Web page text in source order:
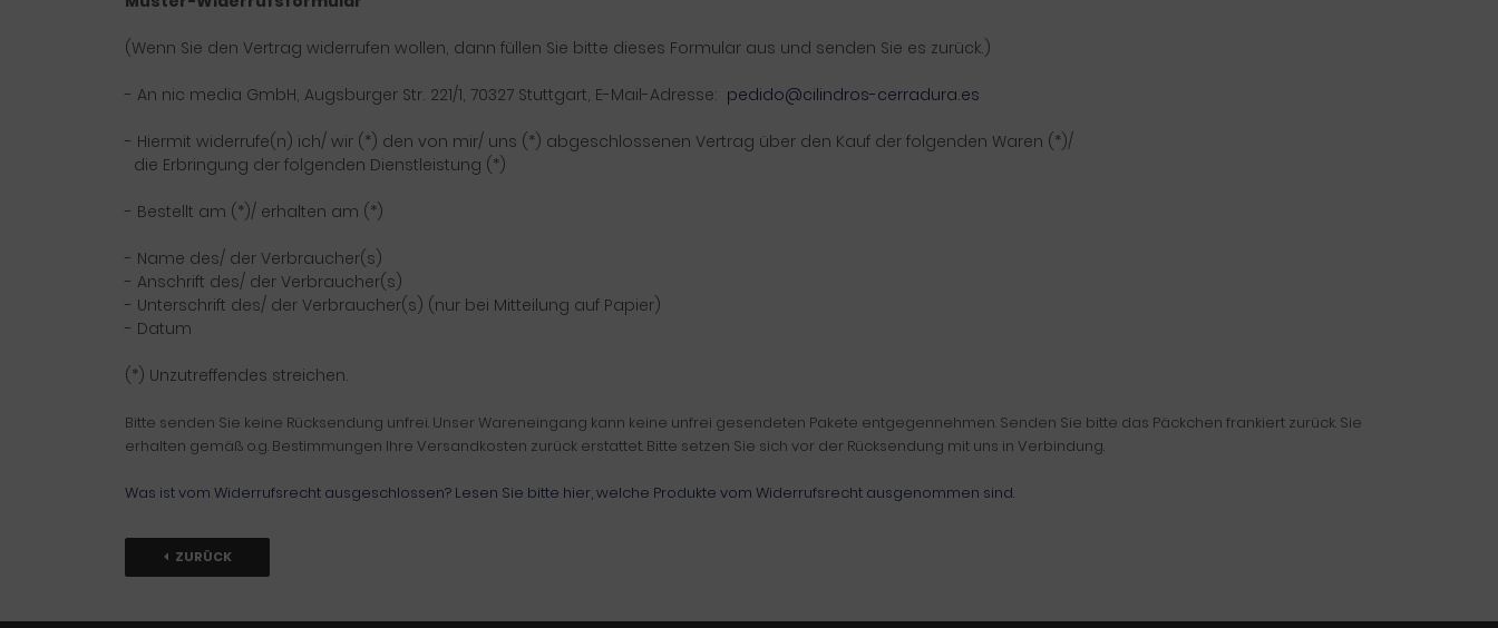
(Wenn Sie den Vertrag widerrufen wollen, dann füllen Sie bitte dieses Formular aus und senden Sie es zurück.)
- An nic media GmbH, Augsburger Str. 221/1, 70327 Stuttgart, E-Mail-Adresse: pedido@cilindros-cerradura.es
- Hiermit widerrufe(n) ich/ wir (*) den von mir/ uns (*) abgeschlossenen Vertrag über den Kauf der folgenden Waren (*)/
die Erbringung der folgenden Dienstleistung (*)
- Bestellt am (*)/ erhalten am (*)
- Name des/ der Verbraucher(s)
- Anschrift des/ der Verbraucher(s)
- Unterschrift des/ der Verbraucher(s) (nur bei Mitteilung auf Papier)
- Datum
(*) Unzutreffendes streichen.
Bitte senden Sie keine Rücksendung unfrei. Unser Wareneingang kann keine unfrei gesendeten Pakete entgegennehmen. Senden Sie bitte das Päckchen frankiert zurück. Sie
erhalten gemäß o.g. Bestimmungen Ihre Versandkosten zurück erstattet. Bitte setzen Sie sich vor der Rücksendung mit uns in Verbindung.
Was ist vom Widerrufsrecht ausgeschlossen? Lesen Sie bitte hier, welche Produkte vom Widerrufsrecht ausgenommen sind.
ZURÜCK